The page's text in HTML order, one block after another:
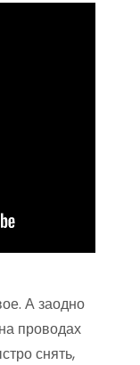
А заодно
проводах
снять,